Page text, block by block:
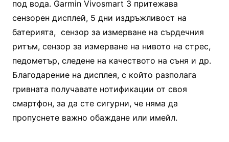
под вода. Garmin Vivosmart 3 притежава
сензорен дисплей, 5 дни издръжливост на
батерията, сензор за измерване на сърдечния
ритъм, сензор за измерване на нивото на стрес,
педометър, следене на качеството на съня и др.
Благодарение на дисплея, с който разполага
гривната получавате нотификации от своя
смартфон, за да сте сигурни, че няма да
пропуснете важно обаждане или имейл.